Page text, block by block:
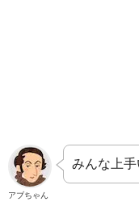
アブちゃん
みんな上